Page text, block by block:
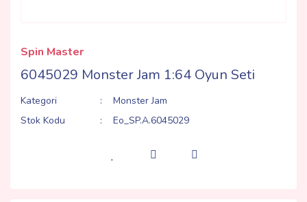
Spin Master
6045029 Monster Jam 1:64 Oyun Seti
Kategori
Monster Jam
Stok Kodu
Eo_SP.A.6045029